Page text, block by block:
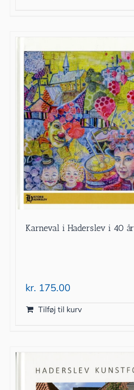
Karneval i Haderslev i 40 år
kr. 175.00
Tilføj til kurv